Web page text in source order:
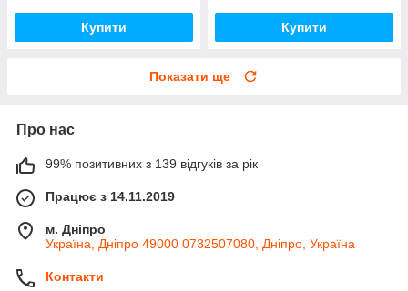
Купити Купити
Показати ще
Про нас
99% позитивних з 139 відгуків за рік
Працює з 14.11.2019
м. Дніпро
Україна, Дніпро 49000 0732507080, Дніпро, Україна
Контакти